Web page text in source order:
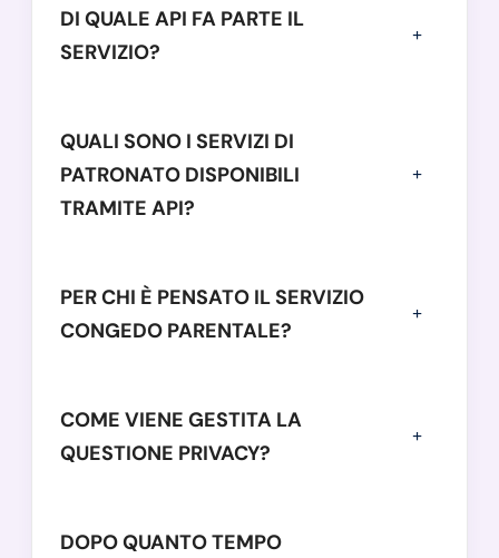
DI QUALE API FA PARTE IL
SERVIZIO?
QUALI SONO I SERVIZI DI
PATRONATO DISPONIBILI
TRAMITE API?
PER CHI È PENSATO IL SERVIZIO
CONGEDO PARENTALE?
COME VIENE GESTITA LA
QUESTIONE PRIVACY?
DOPO QUANTO TEMPO